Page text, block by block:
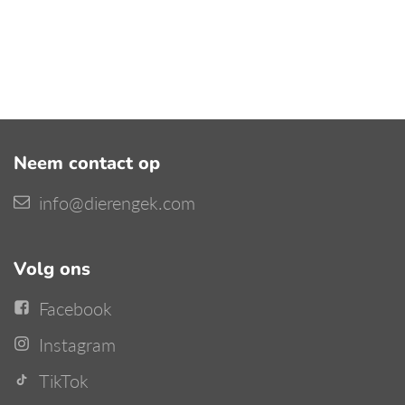
Neem contact op
info@dierengek.com
Volg ons
Facebook
Instagram
TikTok